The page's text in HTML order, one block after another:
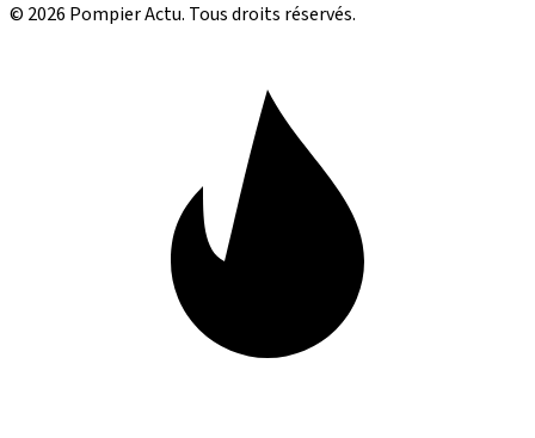
© 2026 Pompier Actu. Tous droits réservés.